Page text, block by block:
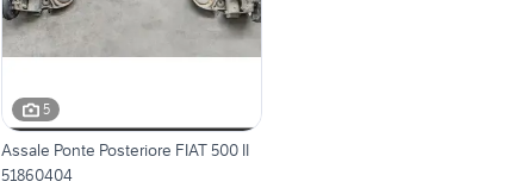
5
Assale Ponte Posteriore FIAT 500 II
51860404